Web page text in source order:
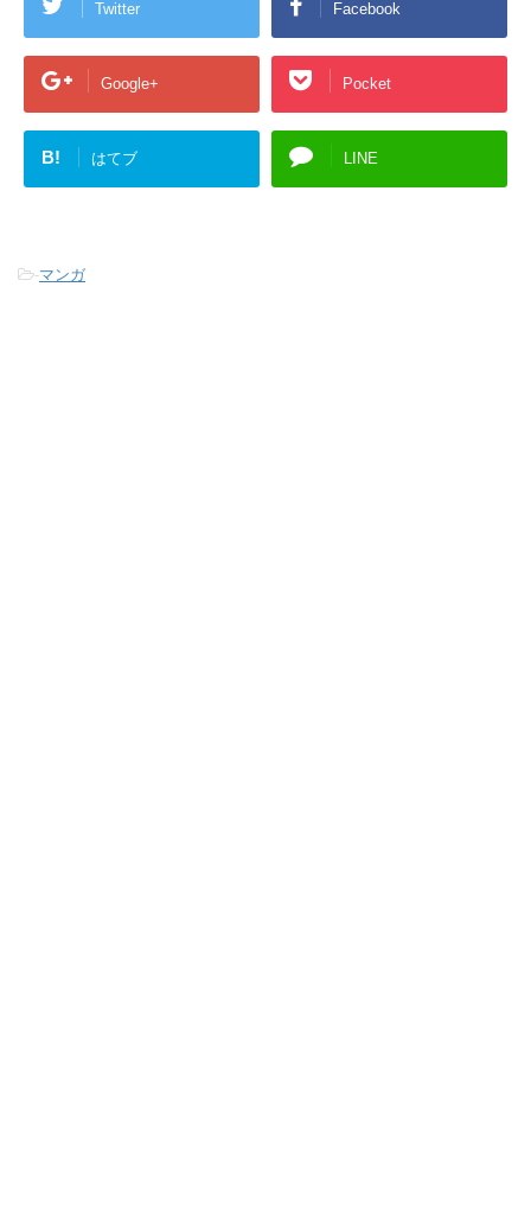
Twitter Facebook
Google+ Pocket
B! はてブ LINE
-マンガ